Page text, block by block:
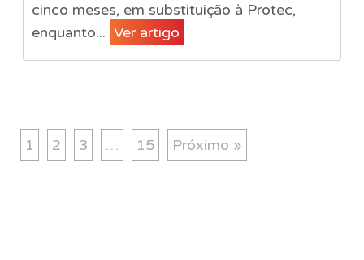
cinco meses, em substituição à Protec,
enquanto... Ver artigo
1 2 3 … 15 Próximo »